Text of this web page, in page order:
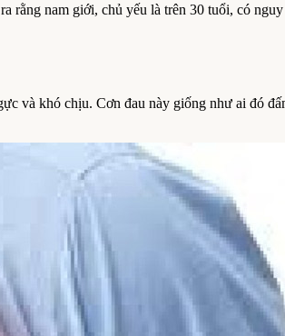
nam giới, chủ yếu là trên 30 tuổi, có
và khó chịu. Cơn đau này giống như ai đó